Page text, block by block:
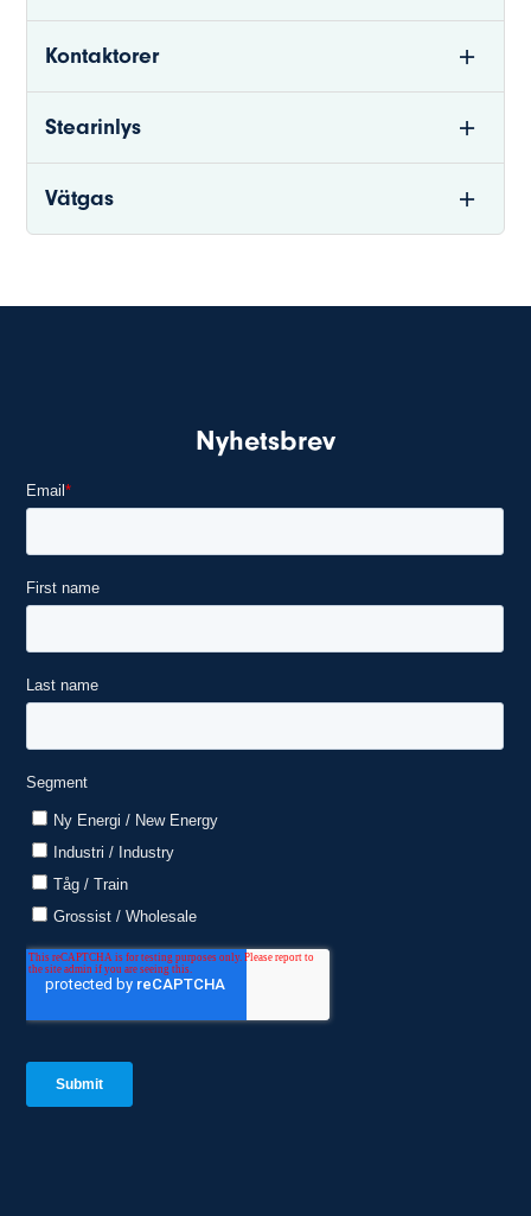
Kontaktorer
Stearinlys
Vätgas
Nyhetsbrev